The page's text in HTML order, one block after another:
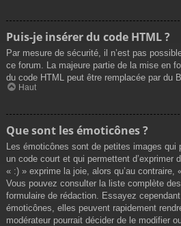
Puis-je insérer du code HTML ?
Par mesure de sécurité, il n’est pas
ce forum. La majeure partie de la mise en
du code HTML peut être remplacée par du
Haut
Que sont les émoticônes ?
Les émoticônes sont de petites images
un code court et qui permettent d’exprimer
« :) » exprime la joie, alors qu’au contraire,
Vous pouvez consulter la liste complète
formulaire de rédaction. Essayez
émoticônes, elles peuvent rapidement
modérateur pourrait décider de le modifier